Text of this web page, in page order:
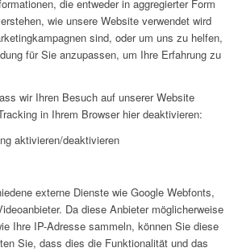
die entweder in aggregierter Form
wie unsere Website verwendet wird
sind, oder um uns zu helfen,
für Sie anzupassen, um Ihre Erfahrung zu
wir Ihren Besuch auf unserer Website
in Ihrem Browser hier deaktivieren:
aktivieren/deaktivieren
externe Dienste wie Google Webfonts,
Da diese Anbieter möglicherweise
Ihre IP-Adresse sammeln, können Sie diese
Sie, dass dies die Funktionalität und das